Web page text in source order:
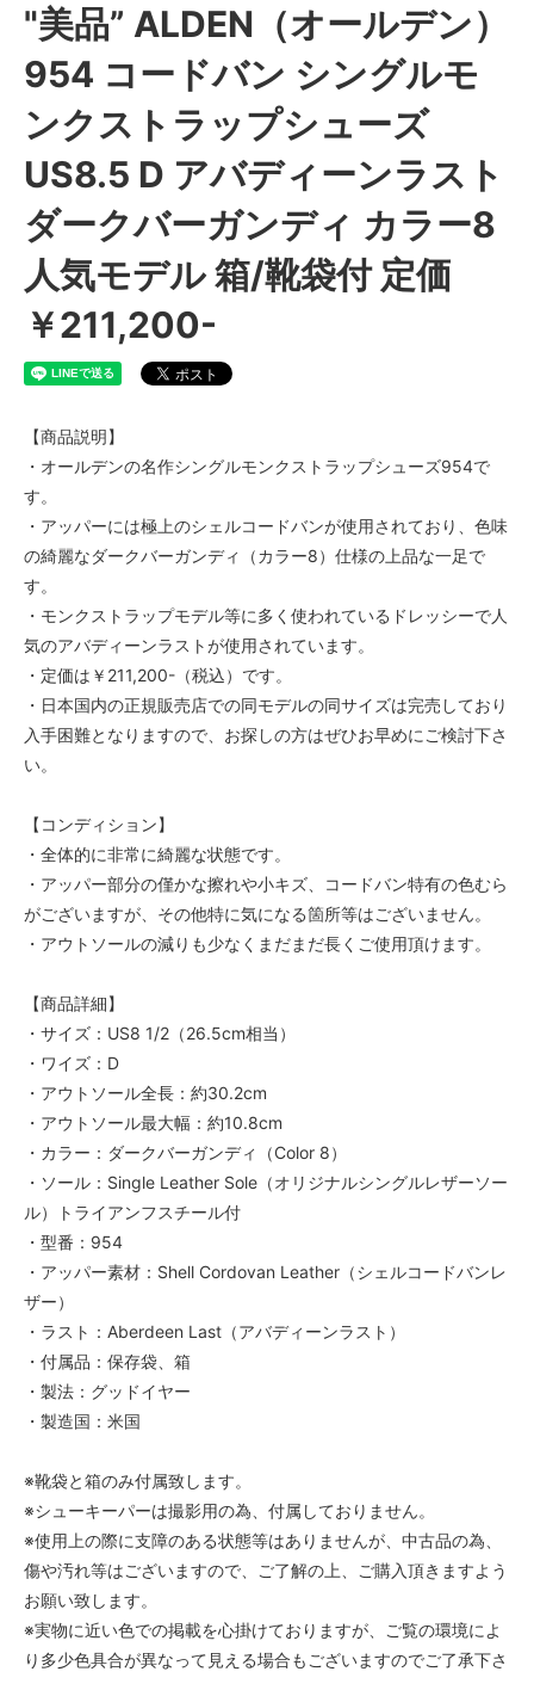
"美品” ALDEN（オールデン）
954 コードバン シングルモ
ンクストラップシューズ
US8.5 D アバディーンラスト
ダークバーガンディ カラー8
人気モデル 箱/靴袋付 定価
￥211,200-
【商品説明】
・オールデンの名作シングルモンクストラップシューズ954で
す。
・アッパーには極上のシェルコードバンが使用されており、色味
の綺麗なダークバーガンディ（カラー8）仕様の上品な一足で
す。
・モンクストラップモデル等に多く使われているドレッシーで人
気のアバディーンラストが使用されています。
・定価は￥211,200-（税込）です。
・日本国内の正規販売店での同モデルの同サイズは完売しており
入手困難となりますので、お探しの方はぜひお早めにご検討下さ
い。
【コンディション】
・全体的に非常に綺麗な状態です。
・アッパー部分の僅かな擦れや小キズ、コードバン特有の色むら
がございますが、その他特に気になる箇所等はございません。
・アウトソールの減りも少なくまだまだ長くご使用頂けます。
【商品詳細】
・サイズ：US8 1/2（26.5cm相当）
・ワイズ：D
・アウトソール全長：約30.2cm
・アウトソール最大幅：約10.8cm
・カラー：ダークバーガンディ（Color 8）
・ソール：Single Leather Sole（オリジナルシングルレザーソー
ル）トライアンフスチール付
・型番：954
・アッパー素材：Shell Cordovan Leather（シェルコードバンレ
ザー）
・ラスト：Aberdeen Last（アバディーンラスト）
・付属品：保存袋、箱
・製法：グッドイヤー
・製造国：米国
※靴袋と箱のみ付属致します。
※シューキーパーは撮影用の為、付属しておりません。
※使用上の際に支障のある状態等はありませんが、中古品の為、
傷や汚れ等はございますので、ご了解の上、ご購入頂きますよう
お願い致します。
※実物に近い色での掲載を心掛けておりますが、ご覧の環境によ
り多少色具合が異なって見える場合もございますのでご了承下さ